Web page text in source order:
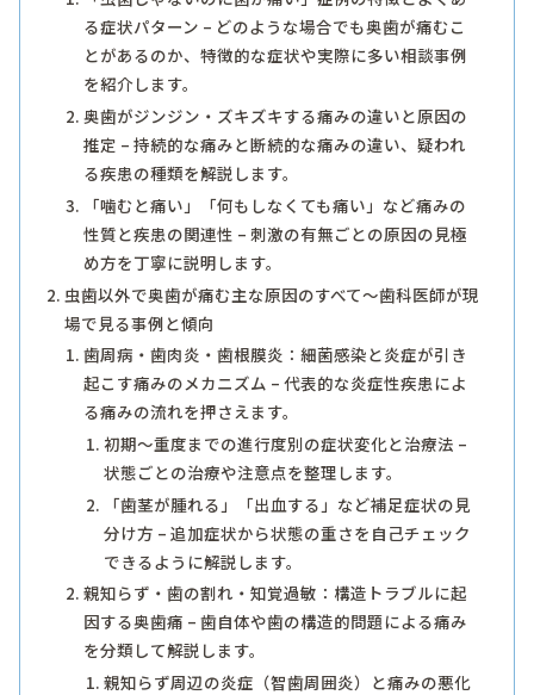
る症状パターン – どのような場合でも奥歯が痛むこ
とがあるのか、特徴的な症状や実際に多い相談事例
を紹介します。
奥歯がジンジン・ズキズキする痛みの違いと原因の
推定 – 持続的な痛みと断続的な痛みの違い、疑われ
る疾患の種類を解説します。
「噛むと痛い」「何もしなくても痛い」など痛みの
性質と疾患の関連性 – 刺激の有無ごとの原因の見極
め方を丁寧に説明します。
虫歯以外で奥歯が痛む主な原因のすべて～歯科医師が現
場で見る事例と傾向
歯周病・歯肉炎・歯根膜炎：細菌感染と炎症が引き
起こす痛みのメカニズム – 代表的な炎症性疾患によ
る痛みの流れを押さえます。
初期～重度までの進行度別の症状変化と治療法 –
状態ごとの治療や注意点を整理します。
「歯茎が腫れる」「出血する」など補足症状の見
分け方 – 追加症状から状態の重さを自己チェック
できるように解説します。
親知らず・歯の割れ・知覚過敏：構造トラブルに起
因する奥歯痛 – 歯自体や歯の構造的問題による痛み
を分類して解説します。
親知らず周辺の炎症（智歯周囲炎）と痛みの悪化